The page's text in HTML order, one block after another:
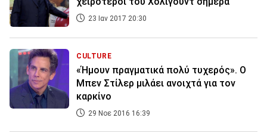
23 Ιαν 2017 20:30
CULTURE
«Ήμουν πραγματικά πολύ τυχερός». O
Mπεν Στίλερ μιλάει ανοιχτά για τον
καρκίνο
29 Νοε 2016 16:39